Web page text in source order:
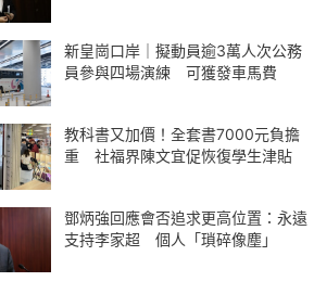
新皇崗口岸｜擬動員逾3萬人次公務
員參與四場演練 可獲發車馬費
教科書又加價！全套書7000元負擔
重 社福界陳文宜促恢復學生津貼
鄧炳強回應會否追求更高位置：永遠
支持李家超 個人「瑣碎像塵」